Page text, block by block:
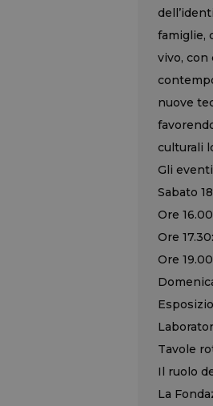
famiglie,
vivo, con
nuove
culturali
Gli
Sabato
Ore
Ore
Ore
Tavole
Il ruolo
La